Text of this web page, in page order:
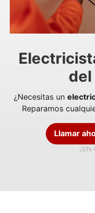
del
¿Necesitas un
Reparamos
Llamar
¡SIN